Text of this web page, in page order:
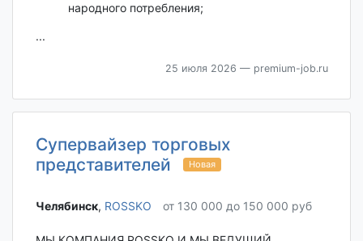
народного потребления;
...
25 июля 2026 — premium-job.ru
Супервайзер торговых
представителей
Новая
Челябинск‎, ROSSKO от 130 000 до 150 000 руб